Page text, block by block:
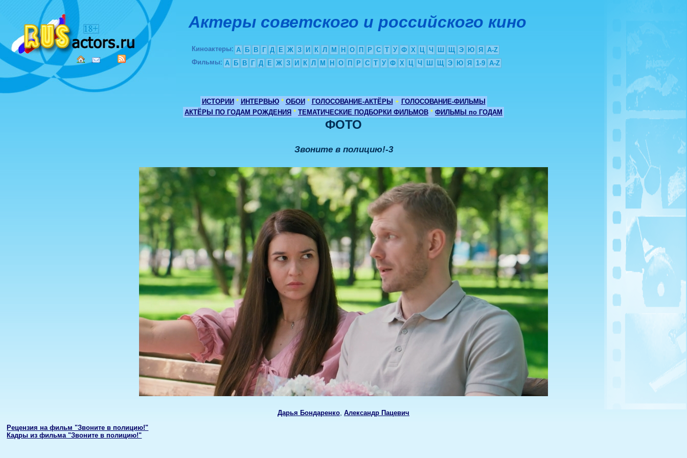
Актеры советского и российского кино
Киноактеры: А Б В Г Д Е Ж З И К Л М Н О П Р С Т У Ф Х Ц Ч Ш Щ Э Ю Я
A-Z
Фильмы: А Б В Г Д Е Ж З И К Л М Н О П Р С Т У Ф Х Ц Ч Ш Щ Э Ю Я 1-9 A-Z
ИСТОРИИ * ИНТЕРВЬЮ * ОБОИ * ГОЛОСОВАНИЕ-АКТЁРЫ + ГОЛОСОВАНИЕ-ФИЛЬМЫ
АКТЁРЫ ПО ГОДАМ РОЖДЕНИЯ * ТЕМАТИЧЕСКИЕ ПОДБОРКИ ФИЛЬМОВ * ФИЛЬМЫ по ГОДАМ
ФОТО
Звоните в полицию!-3
Дарья Бондаренко Александр Пацевич
Рецензия на фильм "Звоните в полицию!"
Кадры из фильма "Звоните в полицию!"